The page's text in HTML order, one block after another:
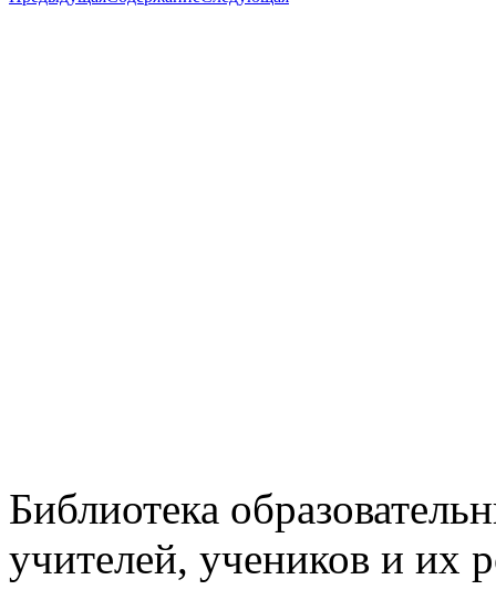
Библиотека
учителей, учеников и их